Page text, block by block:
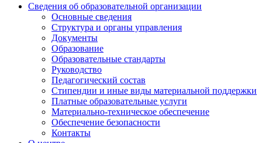
Сведения об образовательной организации
Основные сведения
Структура и органы управления
Документы
Образование
Образовательные стандарты
Руководство
Педагогический состав
Стипендии и иные виды материальной поддержки
Платные образовательные услуги
Материально-техническое обеспечение
Обеспечение безопасности
Контакты